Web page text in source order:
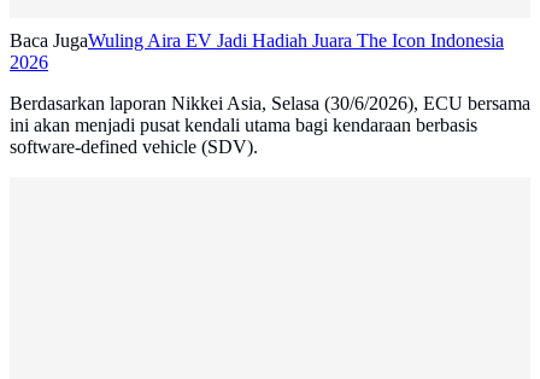
Baca JugaWuling Aira EV Jadi Hadiah Juara The Icon Indonesia
2026
Berdasarkan laporan Nikkei Asia, Selasa (30/6/2026), ECU bersama
ini akan menjadi pusat kendali utama bagi kendaraan berbasis
software-defined vehicle (SDV).